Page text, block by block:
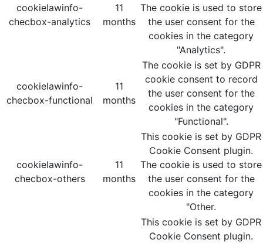
cookielawinfo-
checbox-analytics
11
months
The cookie is used to store
the user consent for the
cookies in the category
"Analytics".
cookielawinfo-
checbox-functional
11
months
The cookie is set by GDPR
cookie consent to record
the user consent for the
cookies in the category
"Functional".
cookielawinfo-
checbox-others
11
months
This cookie is set by GDPR
Cookie Consent plugin.
The cookie is used to store
the user consent for the
cookies in the category
"Other.
This cookie is set by GDPR
Cookie Consent plugin.